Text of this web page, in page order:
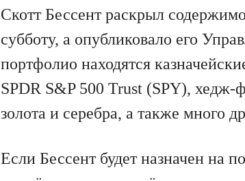
Скотт Бессент раскрыл
субботу, а опубликовало его
портфолио находятся
SPDR S&P 500 Trust (SPY),
золота и серебра, а также много
Если Бессент будет назначен на